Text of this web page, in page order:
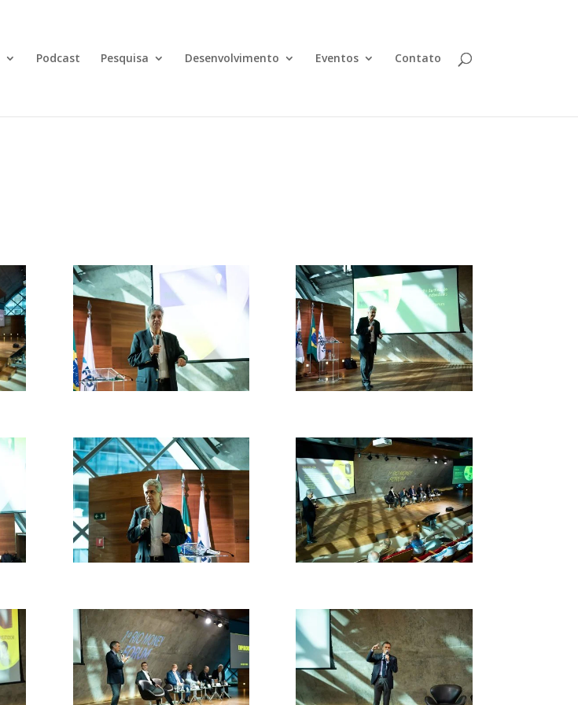
Podcast Pesquisa Desenvolvimento Eventos Contato